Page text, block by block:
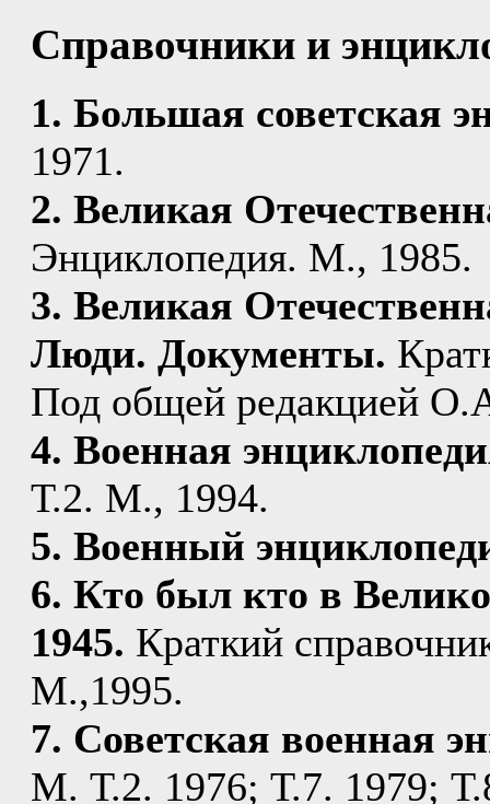
Справочники и
1. Большая советская
1971.
2. Великая
Энциклопедия. М., 1985.
3. Великая
Люди. Документы.
Под общей редакцией
4. Военная
Т.2. М., 1994.
5. Военный
6. Кто был кто в
1945. Краткий
М.,1995.
7. Советская военная
М. Т.2. 1976; Т.7. 1979;